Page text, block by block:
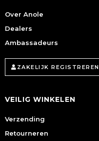
Over Anole
Dealers
Ambassadeurs
ZAKELIJK REGISTREREN
VEILIG WINKELEN
Verzending
Retourneren